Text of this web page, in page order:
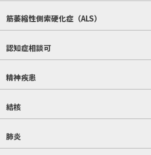
筋萎縮性側索硬化症（ALS）
認知症相談可
精神疾患
結核
肺炎